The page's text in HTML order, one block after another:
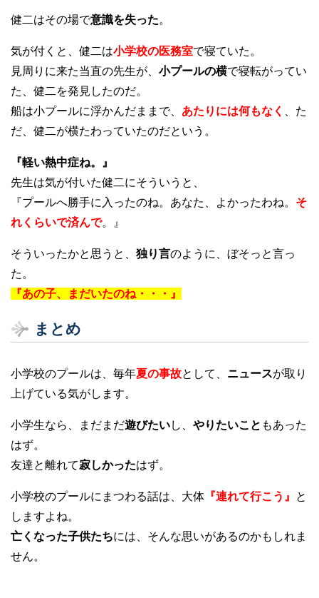
健二はその場で意識を失った。
気が付くと、健二は小学校の医務室で寝ていた。
見周りに来た当直の先生が、 小プールの横で寝転がってい
た、健二を発見したのだ。
船は小プールに浮かんだままで、 あたりには何もなく
、た
だ、健二が横たわっていたのだという。
『軽い熱中症ね。』
先生は気が付いた健二にそういうと、
『プールへ勝手に入ったのね。あなた、よかったわね。 そ
れくらいで済んで。』
そういったかと思うと、 独り言のように、ぼそっと言っ
た。
『あの子、まだいたのね・・・』
まとめ
小学校のプールは、毎年夏の事故として、 ニュースが取り
上げている気がします。
小学生なら、まだまだ遊びたいし、 やりたいこと もあった
はず。
友達と離れて寂しかったはず。
小学校のプールにまつわる話は、大体 『連れて行こう』
と
しますよね。
亡くなった子供たちには、そんな思いがあるのかもしれま
せん。